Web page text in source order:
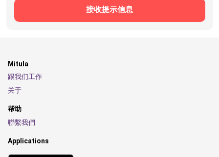
接收提示信息
Mitula
跟我们工作
关于
帮助
聯繫我們
Applications